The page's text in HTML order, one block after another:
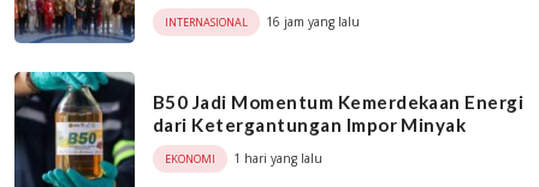
INTERNASIONAL 16 jam yang lalu
B50 Jadi Momentum Kemerdekaan Energi
dari Ketergantungan Impor Minyak
EKONOMI 1 hari yang lalu